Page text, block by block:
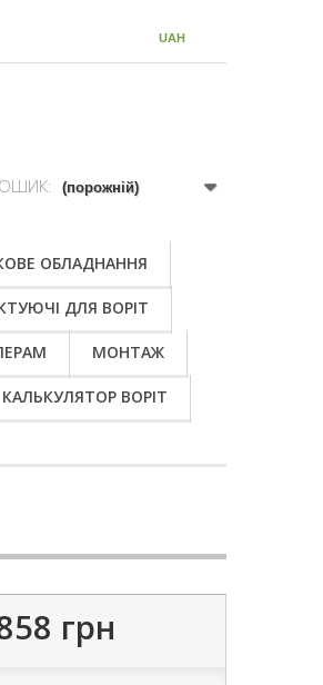
UAH
(порожній)
ОБЛАДНАННЯ
ДЛЯ ВОРІТ
МОНТАЖ
КАЛЬКУЛЯТОР ВОРІТ
грн